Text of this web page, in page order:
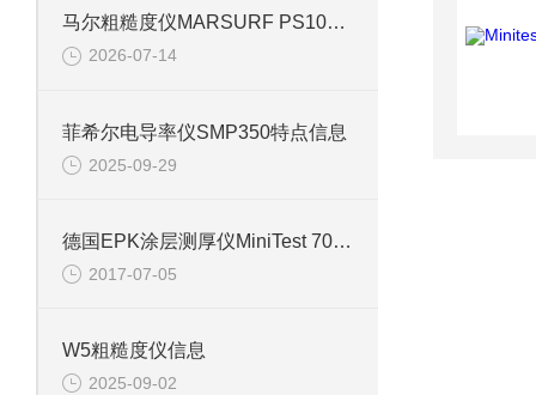
马尔粗糙度仪MARSURF PS10信息
2026-07-14
菲希尔电导率仪SMP350特点信息
2025-09-29
德国EPK涂层测厚仪MiniTest 700校准
2017-07-05
W5粗糙度仪信息
2025-09-02